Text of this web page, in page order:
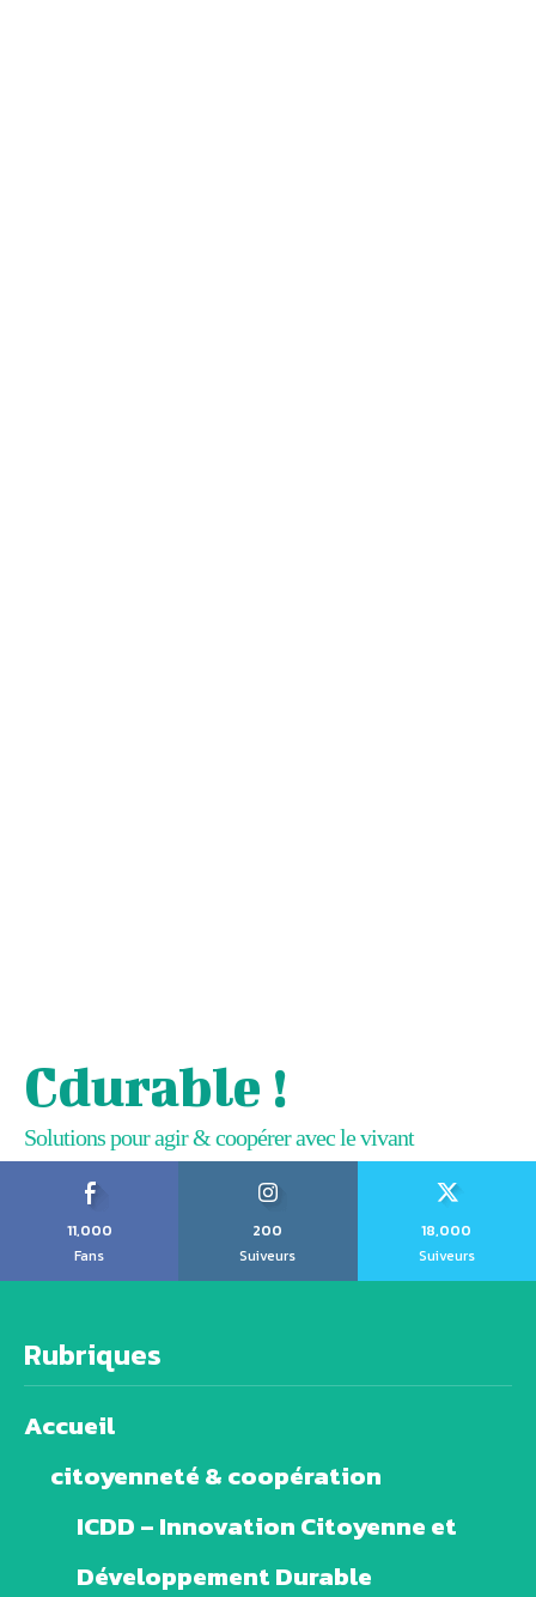
Cdurable !
Solutions pour agir & coopérer avec le vivant
11,000
Fans
200
Suiveurs
18,000
Suiveurs
Rubriques
Accueil
citoyenneté & coopération
ICDD – Innovation Citoyenne et
Développement Durable